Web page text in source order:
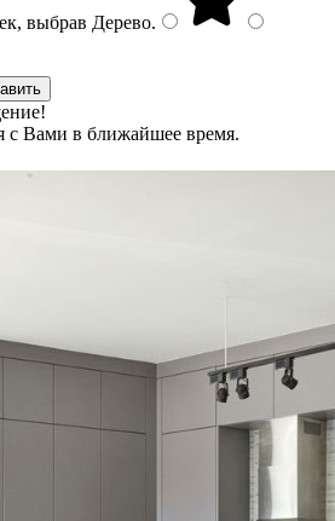
выбрав Дерево.
с Вами в ближайшее время.